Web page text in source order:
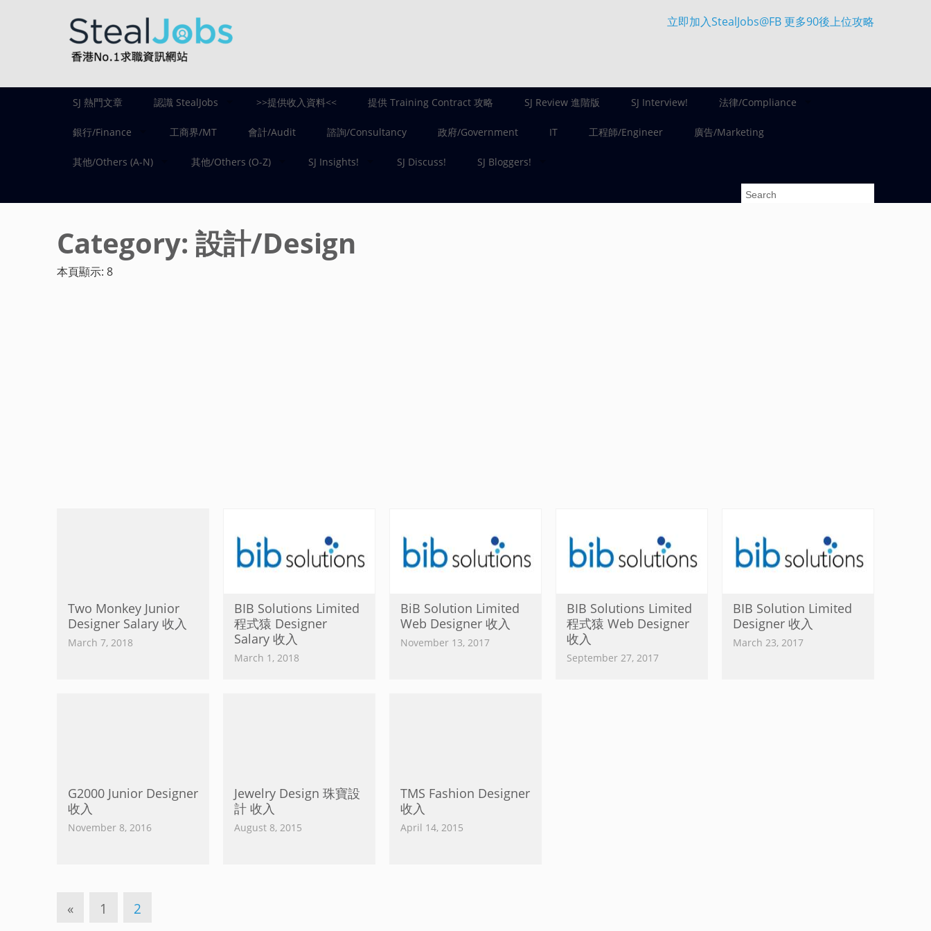
立即加入StealJobs@FB 更多90後上位攻略
SJ 熱門文章 認識 StealJobs >>提供收入資料<< 提供 Training Contract 攻略 SJ Review 進階版 SJ Interview! 法律/Compliance
銀行/Finance 工商界/MT 會計/Audit 諮詢/Consultancy 政府/Government IT 工程師/Engineer 廣告/Marketing
其他/Others (A-N) 其他/Others (O-Z) SJ Insights! SJ Discuss! SJ Bloggers!
Category: 設計/Design
本頁顯示: 8
Two Monkey Junior
Designer Salary 收入
March 7, 2018
BIB Solutions Limited
程式猿 Designer
Salary 收入
March 1, 2018
BiB Solution Limited
Web Designer 收入
November 13, 2017
BIB Solutions Limited
程式猿 Web Designer
收入
September 27, 2017
BIB Solution Limited
Designer 收入
March 23, 2017
G2000 Junior Designer
收入
November 8, 2016
Jewelry Design 珠寶設
計 收入
August 8, 2015
TMS Fashion Designer
收入
April 14, 2015
« 1 2